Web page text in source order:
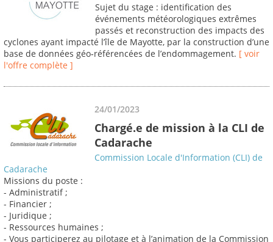
Sujet du stage : identification des
événements météorologiques extrêmes
passés et reconstruction des impacts des
cyclones ayant impacté l’île de Mayotte, par la construction d’une
base de données géo‐référencées de l’endommagement. [ voir
l'offre complète ]
24/01/2023
Chargé.e de mission à la CLI de
Cadarache
Commission Locale d'Information (CLI) de
Cadarache
Missions du poste :
- Administratif ;
- Financier ;
- Juridique ;
- Ressources humaines ;
- Vous participerez au pilotage et à l’animation de la Commission